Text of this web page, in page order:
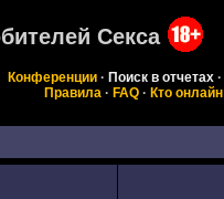
Секса
Конференции· Поиск в отчетах·
Правила · FAQ · Кто онлайн